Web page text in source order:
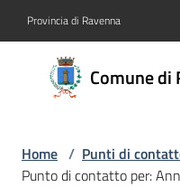
Provincia di Ravenna
Comune di
Comune
di Russi
Amministrazione
Home / Punti di
Punto di contatto per: